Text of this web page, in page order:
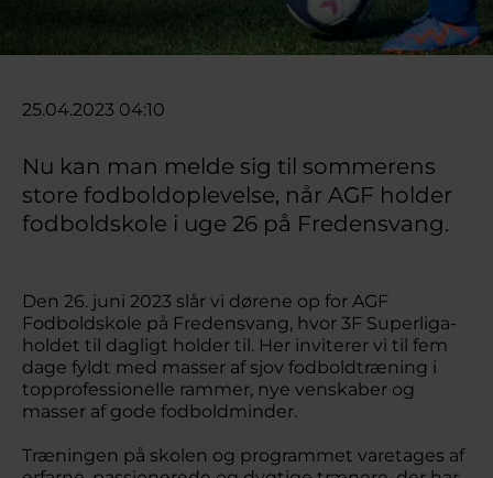
25.04.2023 04:10
Nu kan man melde sig til sommerens
store fodboldoplevelse, når AGF holder
fodboldskole i uge 26 på Fredensvang.
Den 26. juni 2023 slår vi dørene op for AGF
Fodboldskole på Fredensvang, hvor 3F Superliga-
holdet til dagligt holder til. Her inviterer vi til fem
dage fyldt med masser af sjov fodboldtræning i
topprofessionelle rammer, nye venskaber og
masser af gode fodboldminder.
Træningen på skolen og programmet varetages af